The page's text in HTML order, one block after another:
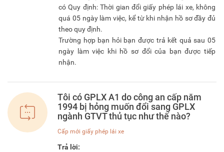
Tôi có GPLX A1 do công an cấp năm
1994 bị hỏng muốn đổi sang GPLX
ngành GTVT thủ tục như thế nào?
Cấp mới giấy phép lái xe
Trả lời: